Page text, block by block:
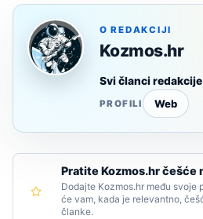
O REDAKCIJI
Kozmos.hr
Svi članci redakcije
PROFILI Web
Pratite Kozmos.hr češće
Dodajte Kozmos.hr među svoje
će vam, kada je relevantno,
članke.